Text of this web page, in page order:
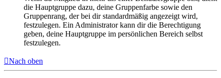
die Hauptgruppe dazu, deine Gruppenfarbe sowie den
Gruppenrang, der bei dir standardmäßig angezeigt wird,
festzulegen. Ein Administrator kann dir die Berechtigung
geben, deine Hauptgruppe im persönlichen Bereich selbst
festzulegen.
Nach oben